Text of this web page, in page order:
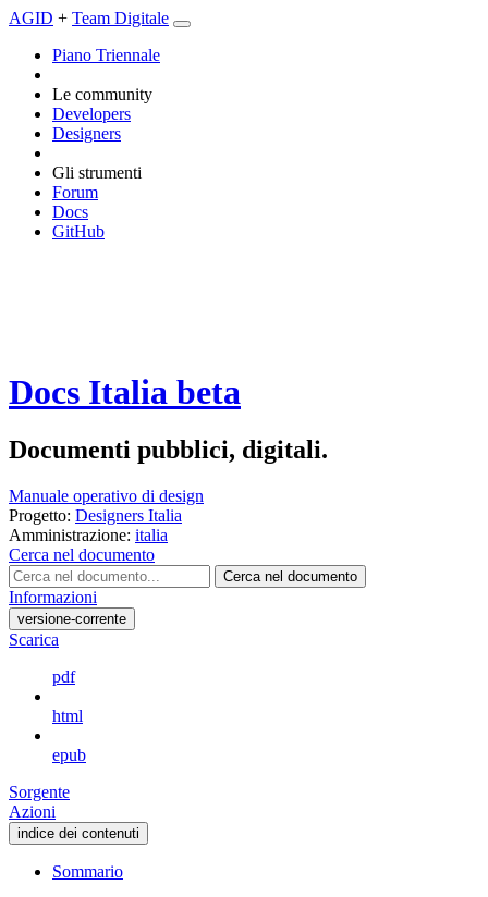
AGID + Team Digitale
Piano Triennale
Le community
Developers
Designers
Gli strumenti
Forum
Docs
GitHub
Docs Italia beta
Documenti pubblici, digitali.
Manuale operativo di design
Progetto: Designers Italia
Amministrazione: italia
Cerca nel documento
Cerca nel documento
Informazioni
versione-corrente
Scarica
pdf
html
epub
Sorgente
Azioni
indice dei contenuti
Sommario